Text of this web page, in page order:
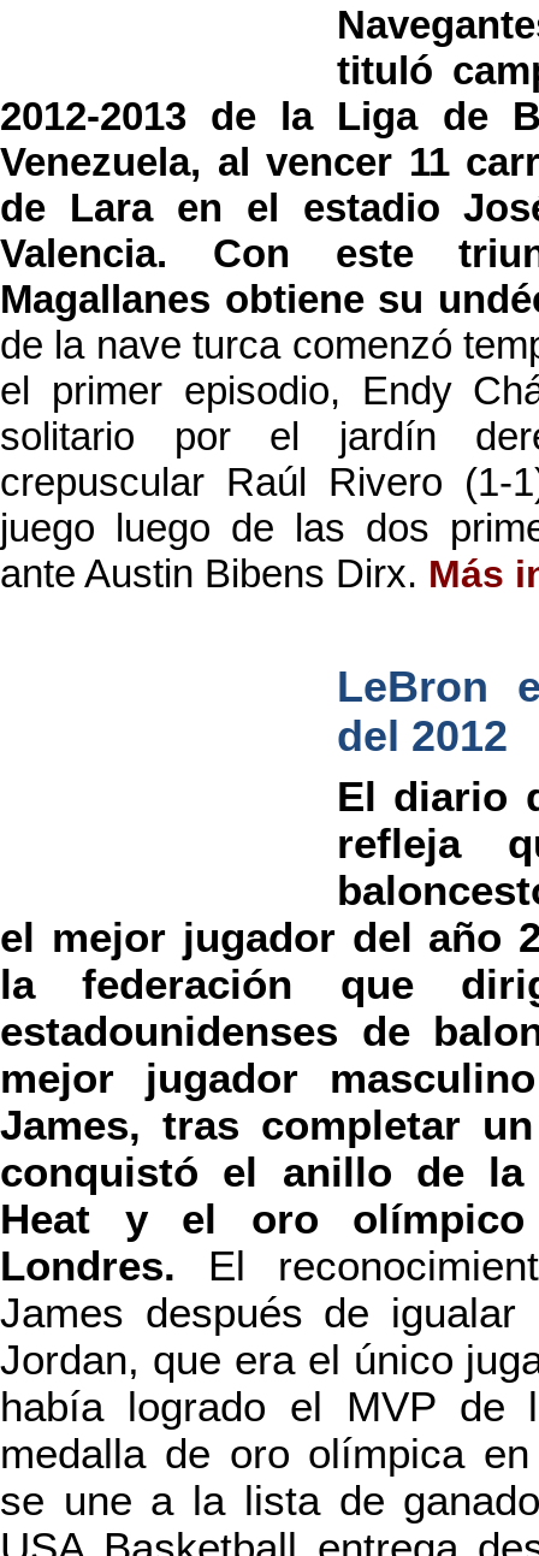
tituló
2012-2013 de la Liga de
Venezuela, al vencer 11
de Lara en el estadio
Valencia. Con este
Magallanes obtiene su
de la nave turca comenzó
el primer episodio, Endy
solitario por el jardín
crepuscular Raúl Rivero
juego luego de las dos
ante Austin Bibens Dirx. Más
LeBron
del 2012
El diario
refleja
el mejor jugador del año
la federación que
estadounidenses de
mejor jugador
James, tras completar
conquistó el anillo de
Heat y el oro
Londres.
El
James después de
Jordan, que era el único
había logrado el MVP
medalla de oro olímpica
se une a la lista de